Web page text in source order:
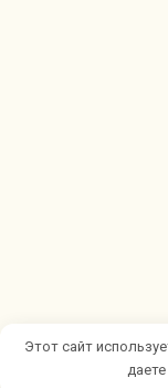
Этот сайт